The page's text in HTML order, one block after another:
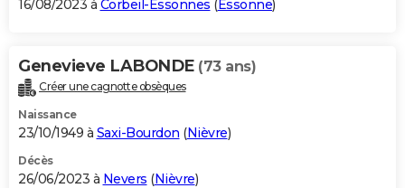
16/08/2023 à Corbeil-Essonnes (Essonne)
Genevieve LABONDE (73 ans)
Créer une cagnotte obsèques
Naissance
23/10/1949 à Saxi-Bourdon (Nièvre)
Décès
26/06/2023 à Nevers (Nièvre)